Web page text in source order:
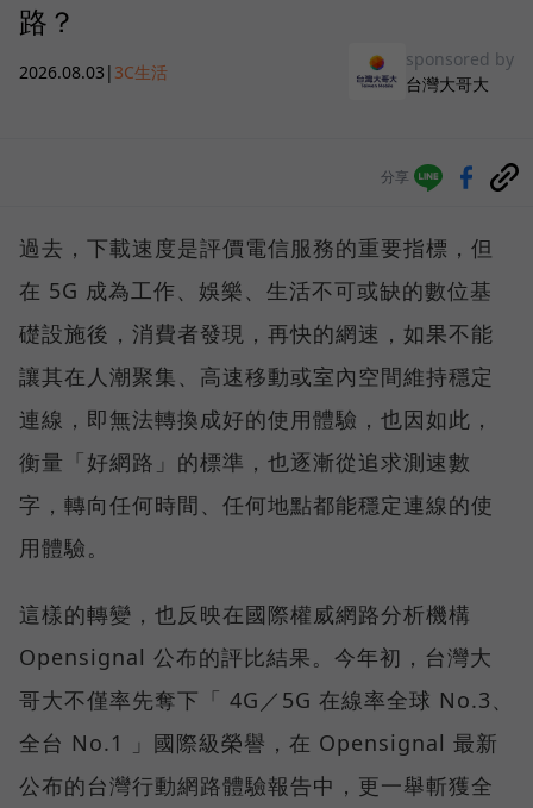
路？
2026.08.03 | 3C生活
sponsored by
台灣大哥大
分享
過去，下載速度是評價電信服務的重要指標，但
在 5G 成為工作、娛樂、生活不可或缺的數位基
礎設施後，消費者發現，再快的網速，如果不能
讓其在人潮聚集、高速移動或室內空間維持穩定
連線，即無法轉換成好的使用體驗，也因如此，
衡量「好網路」的標準，也逐漸從追求測速數
字，轉向任何時間、任何地點都能穩定連線的使
用體驗。
這樣的轉變，也反映在國際權威網路分析機構
Opensignal 公布的評比結果。今年初，台灣大
哥大不僅率先奪下「 4G／5G 在線率全球 No.3、
全台 No.1 」國際級榮譽，在 Opensignal 最新
公布的台灣行動網路體驗報告中，更一舉斬獲全